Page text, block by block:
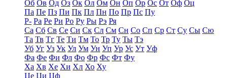
Об Ов Од Оз Ок Ол Ом Он Оп Ор Ос От Оф Оц
Па Пе Пз Пи Пк Пл Пн По Пр Пс Пу
Р- Ра Ре Ри Ро Ру Ры Рэ Ря
Са Сб Св Се Си Ск Сл См Сн Со Сп Ср Ст Су Сы Сю
Та Тв Тг Те Ти Тм То Тр Ту Ты Тэ
Уб Уг Уз Ук Ул Ум Ун Уп Ур Ус Ут Уф
Фа Фе Фи Фл Фо Фр Фс Фт Фу
Ха Хв Хе Хи Хл Хо Ху
Це Ци Цф